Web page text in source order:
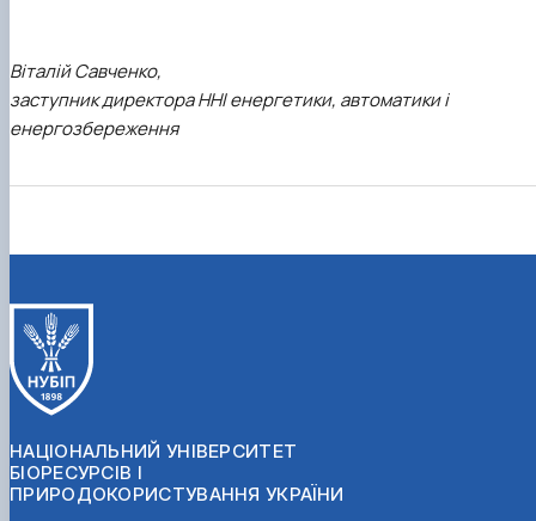
Віталій Савченко,
заступник директора ННІ енергетики, автоматики і
енергозбереження
НАЦІОНАЛЬНИЙ УНІВЕРСИТЕТ
БІОРЕСУРСІВ І
ПРИРОДОКОРИСТУВАННЯ УКРАЇНИ